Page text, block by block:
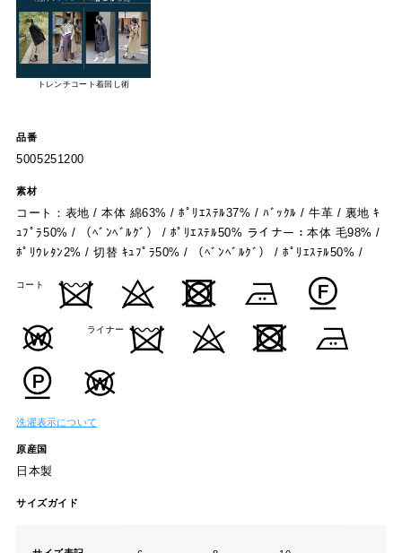
トレンチコート着回し術
品番
5005251200
素材
コート：表地 / 本体 綿63% / ﾎﾟﾘｴｽﾃﾙ37% / ﾊﾞｯｸﾙ / 牛革 / 裏地 ｷ
ｭﾌﾟﾗ50% / （ﾍﾞﾝﾍﾞﾙｸﾞ） / ﾎﾟﾘｴｽﾃﾙ50% ライナー：本体 毛98% /
ﾎﾟﾘｳﾚﾀﾝ2% / 切替 ｷｭﾌﾟﾗ50% / （ﾍﾞﾝﾍﾞﾙｸﾞ） / ﾎﾟﾘｴｽﾃﾙ50% /
コート
ライナー
洗濯表示について
原産国
日本製
サイズガイド